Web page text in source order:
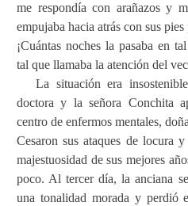
me respondía con arañazos y
empujaba hacia atrás con sus
¡Cuántas noches la pasaba en
tal que llamaba la atención del
La situación era
doctora y la señora Conchita
centro de enfermos mentales,
Cesaron sus ataques de locura
majestuosidad de sus mejores
poco. Al tercer día, la anciana
una tonalidad morada y perdió